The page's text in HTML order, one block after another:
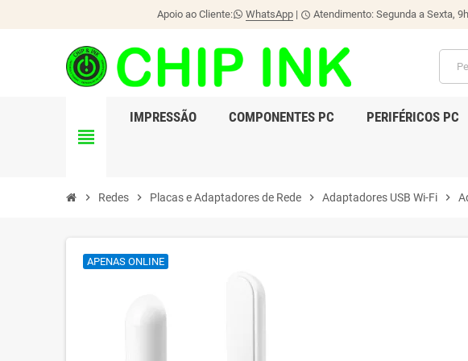
Apoio ao Cliente: WhatsApp | schedule Atendimento: Segunda a Sexta,
view_headline
IMPRESSÃO COMPONENTES PC PERIFÉRICOS PC
chevron_right Redes chevron_right Placas e Adaptadores de Rede chevron_right Adaptadores USB Wi-Fi chevron_right
APENAS ONLINE